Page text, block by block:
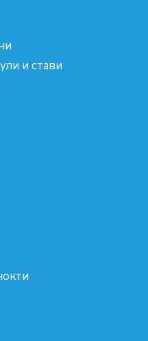
и стави